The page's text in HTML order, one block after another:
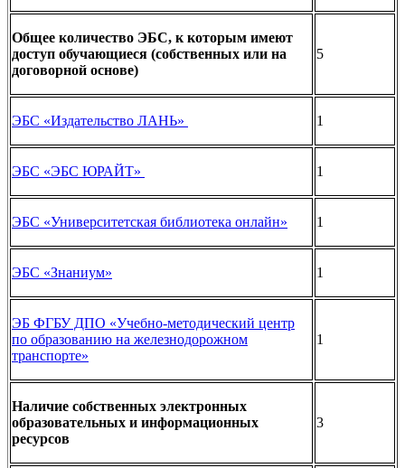
Общее количество ЭБС, к которым имеют
доступ обучающиеся (собственных или на
договорной основе)
5
ЭБС «Издательство ЛАНЬ» 1
ЭБС «ЭБС ЮРАЙТ» 1
ЭБС «Университетская библиотека онлайн» 1
ЭБС «Знаниум» 1
ЭБ ФГБУ ДПО «Учебно-методический центр
по образованию на железнодорожном
транспорте»
1
Наличие собственных электронных
образовательных и информационных
ресурсов
3